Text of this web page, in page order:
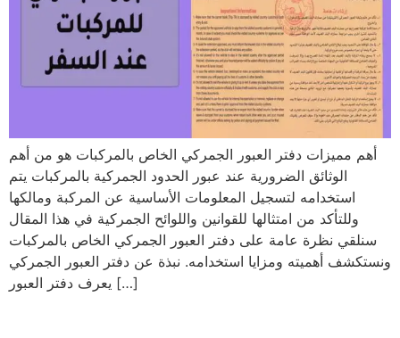
أهم مميزات دفتر العبور الجمركي الخاص بالمركبات هو من أهم
الوثائق الضرورية عند عبور الحدود الجمركية بالمركبات يتم
استخدامه لتسجيل المعلومات الأساسية عن المركبة ومالكها
وللتأكد من امتثالها للقوانين واللوائح الجمركية في هذا المقال
سنلقي نظرة عامة على دفتر العبور الجمركي الخاص بالمركبات
ونستكشف أهميته ومزايا استخدامه. نبذة عن دفتر العبور الجمركي
يعرف دفتر العبور […]